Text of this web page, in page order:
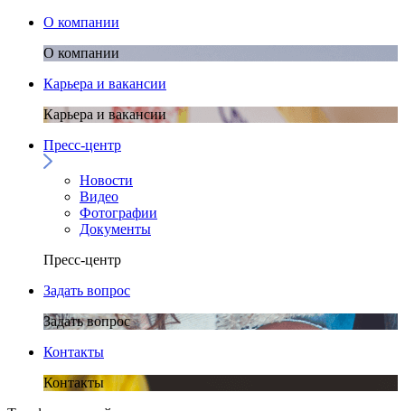
О компании
О компании
Карьера и вакансии
Карьера и вакансии
Пресс-центр
Новости
Видео
Фотографии
Документы
Пресс-центр
Задать вопрос
Задать вопрос
Контакты
Контакты